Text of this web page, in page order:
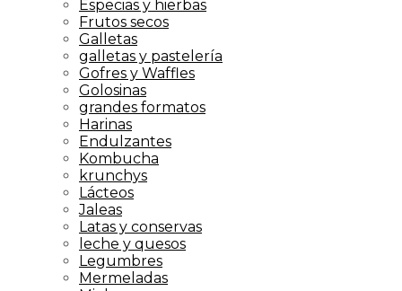
Especias y hierbas
Frutos secos
Galletas
galletas y pastelería
Gofres y Waffles
Golosinas
grandes formatos
Harinas
Endulzantes
Kombucha
krunchys
Lácteos
Jaleas
Latas y conservas
leche y quesos
Legumbres
Mermeladas